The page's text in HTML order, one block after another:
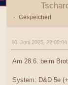
Gespeichert
10. Juni 2025, 22:05:04
Am 28.6. beim
System: D&D 5e